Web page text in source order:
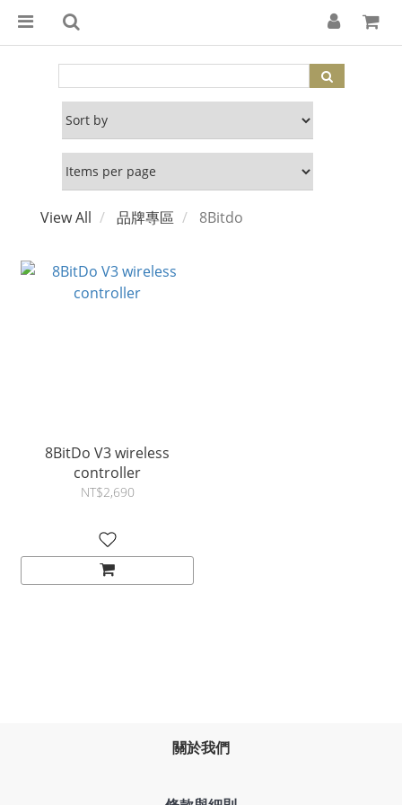
View All 品牌專區 8Bitdo
8BitDo V3 wireless
controller
NT$2,690
關於我們